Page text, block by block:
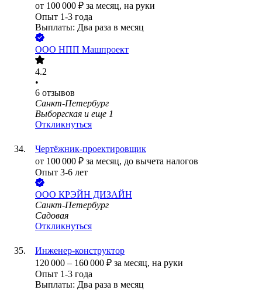
от 100 000 ₽ за месяц, на руки
Опыт 1-3 года
Выплаты: Два раза в месяц
ООО НПП Машпроект
4.2
•
6 отзывов
Санкт-Петербург
Выборгская и еще 1
Откликнуться
Чертёжник-проектировщик
от 100 000 ₽ за месяц, до вычета налогов
Опыт 3-6 лет
ООО КРЭЙН ДИЗАЙН
Санкт-Петербург
Садовая
Откликнуться
Инженер-конструктор
120 000 – 160 000 ₽ за месяц, на руки
Опыт 1-3 года
Выплаты: Два раза в месяц